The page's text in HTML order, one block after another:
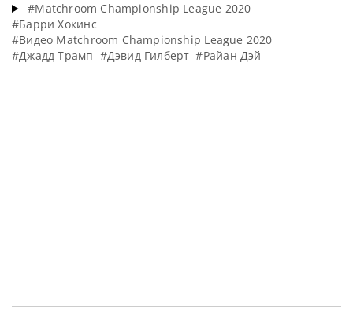
#Matchroom Championship League 2020
#Барри Хокинс
#Видео Matchroom Championship League 2020
#Джадд Трамп #Дэвид Гилберт #Райан Дэй